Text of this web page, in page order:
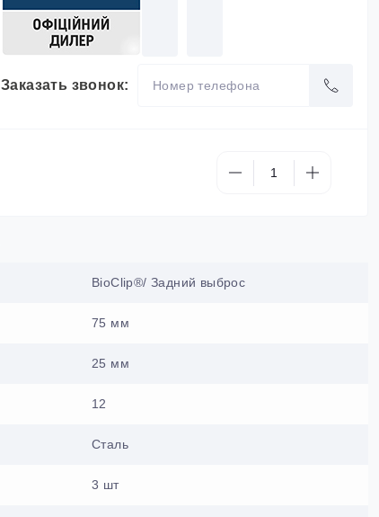
Заказать звонок:
BioClip®/ Задний выброс
75 мм
25 мм
12
Сталь
3 шт